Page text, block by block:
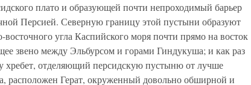
плато и образующей почти непроходимый барьер
Персией. Северную границу этой пустыни образуют
угла Каспийского моря почти прямо на восток
звено между Эльбурсом и горами Гиндукуша; и как раз
хребет, отделяющий персидскую пустыню от лучше
расположен Герат, окруженный довольно обширной и